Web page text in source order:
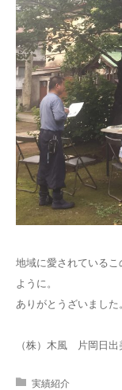
地域に愛されている
ように。
ありがとうざいました
（株）木風 片岡日出
実績紹介